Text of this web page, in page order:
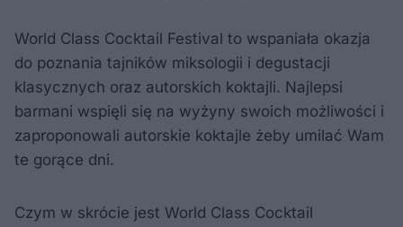
World Class Cocktail Festival to wspaniała okazja
do poznania tajników miksologii i degustacji
klasycznych oraz autorskich koktajli. Najlepsi
barmani wspięli się na wyżyny swoich możliwości i
zaproponowali autorskie koktajle żeby umilać Wam
te gorące dni.
Czym w skrócie jest World Class Cocktail